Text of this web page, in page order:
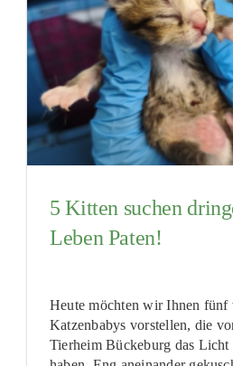
5 Kitten suchen
Leben Paten!
Heute möchten wir Ihnen fünf
Katzenbabys vorstellen, die
Tierheim Bückeburg das